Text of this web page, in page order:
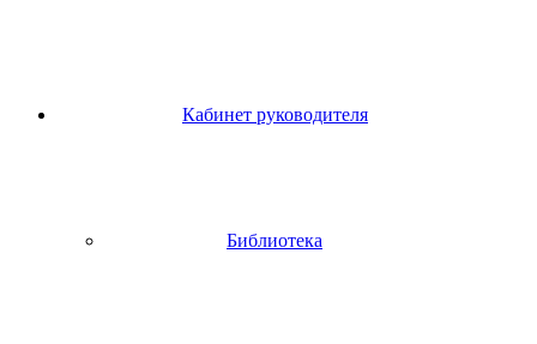
Кабинет руководителя
Библиотека